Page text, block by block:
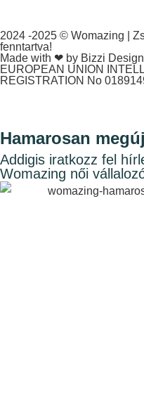
2024 -2025 © Womazing |
fenntartva!
Made with ❤ by Bizzi Design
EUROPEAN UNION
REGISTRATION No
Hamarosan
Addigis iratkozz fel
Womazing női